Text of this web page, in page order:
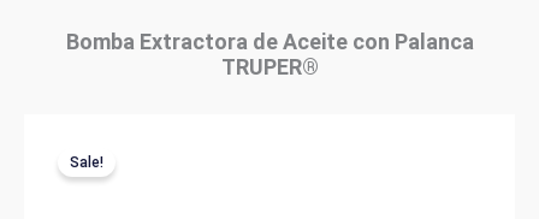
Bomba Extractora de Aceite con Palanca
TRUPER®
Sale!